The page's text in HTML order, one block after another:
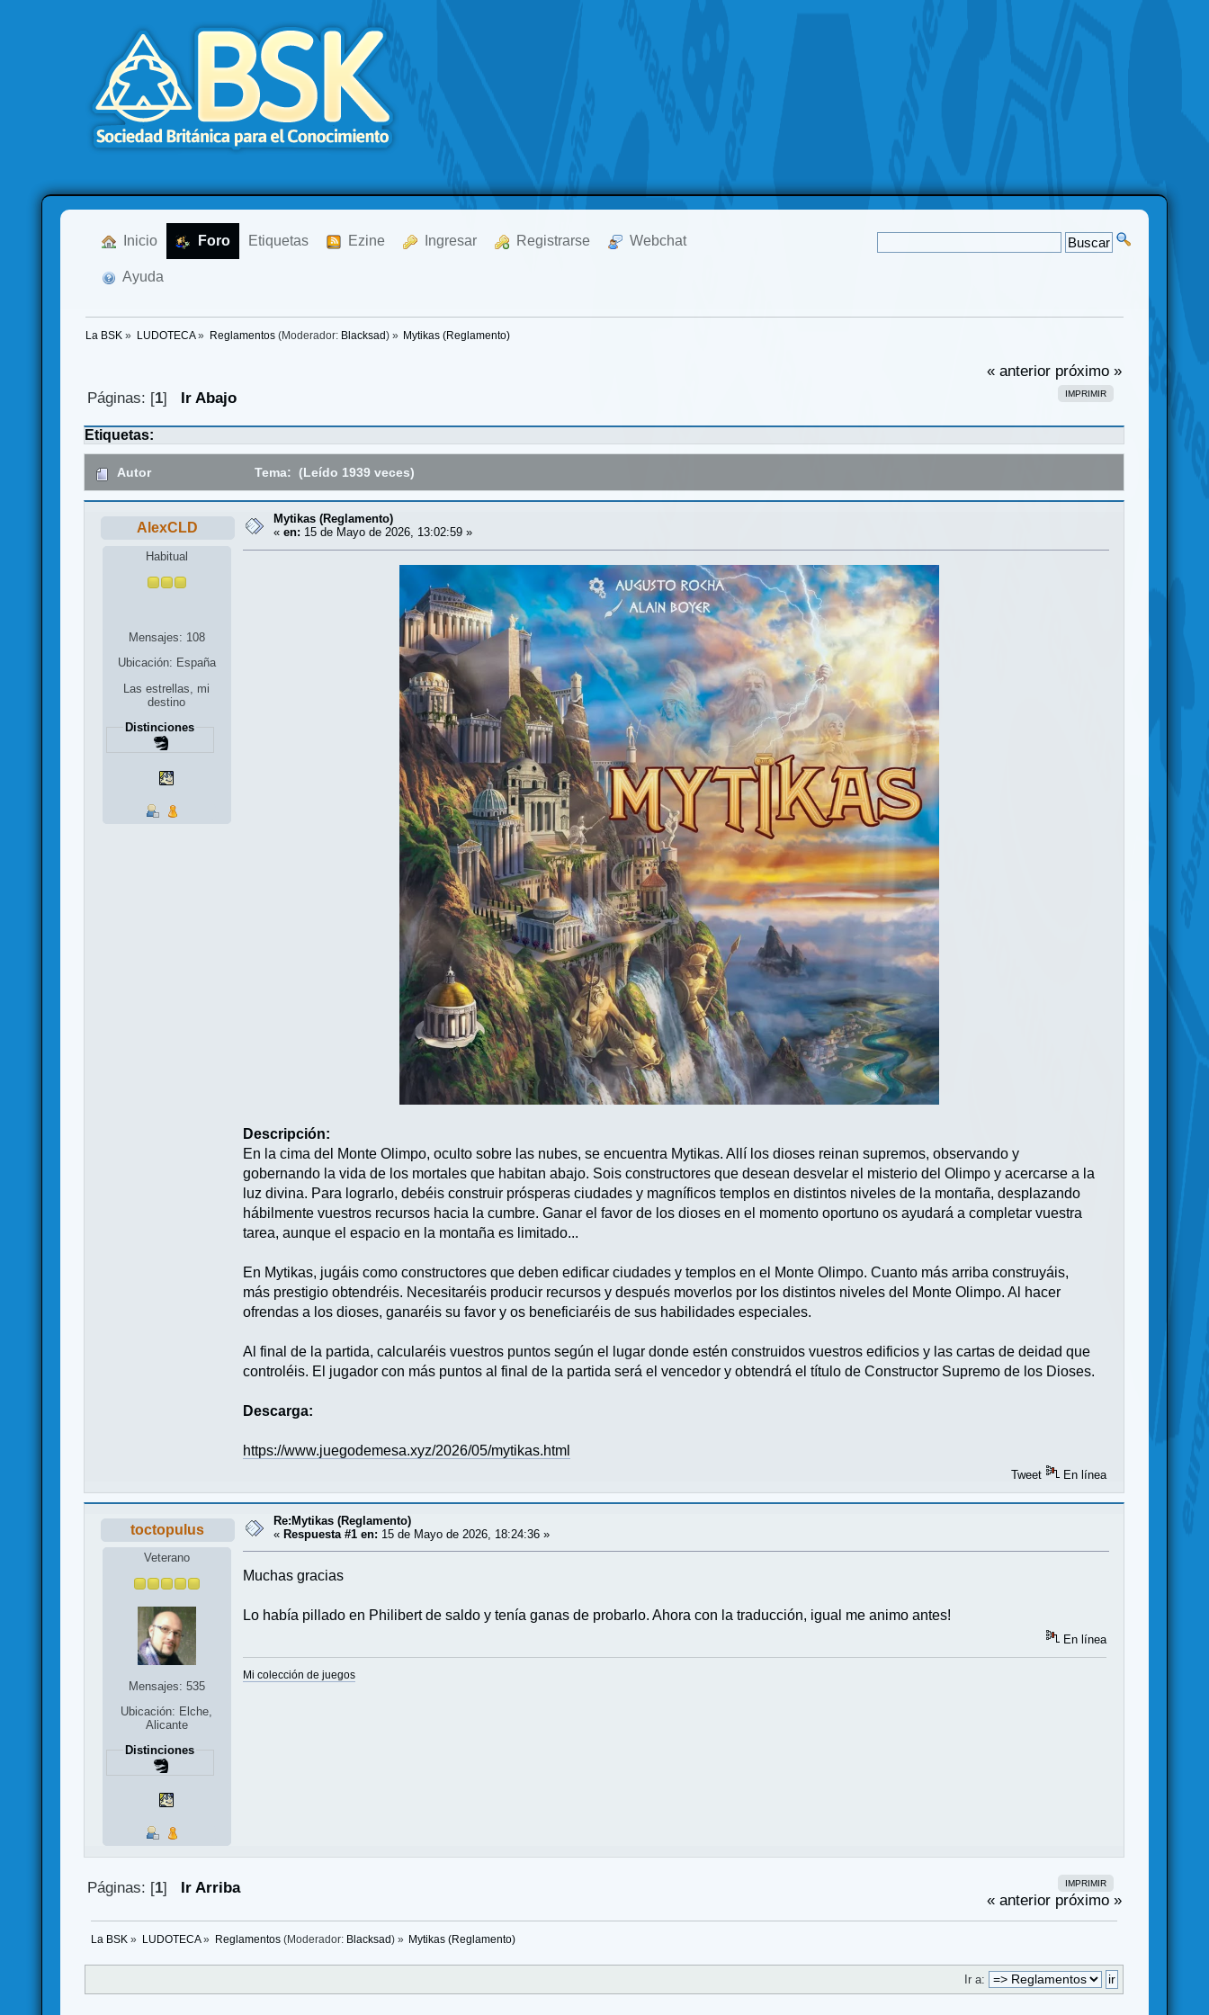
Inicio Foro Etiquetas Ezine Ingresar Registrarse Webchat
Ayuda
La BSK » LUDOTECA» Reglamentos(Moderador: Blacksad ) » Mytikas (Reglamento)
« anterior próximo »
IMPRIMIR
Páginas: [1] Ir Abajo
Etiquetas:
Autor Tema: (Leído 1939 veces)
AlexCLD
Habitual
Mensajes: 108
Ubicación: España
Las estrellas, mi
destino
Distinciones
Mytikas (Reglamento)
«en: 15 de Mayo de 2026, 13:02:59 »
Descripción:
En la cima del Monte Olimpo, oculto sobre las nubes, se encuentra Mytikas. Allí los dioses reinan supremos, observando y
gobernando la vida de los mortales que habitan abajo. Sois constructores que desean desvelar el misterio del Olimpo y acercarse a la
luz divina. Para lograrlo, debéis construir prósperas ciudades y magníficos templos en distintos niveles de la montaña, desplazando
hábilmente vuestros recursos hacia la cumbre. Ganar el favor de los dioses en el momento oportuno os ayudará a completar vuestra
tarea, aunque el espacio en la montaña es limitado...
En Mytikas, jugáis como constructores que deben edificar ciudades y templos en el Monte Olimpo. Cuanto más arriba construyáis,
más prestigio obtendréis. Necesitaréis producir recursos y después moverlos por los distintos niveles del Monte Olimpo. Al hacer
ofrendas a los dioses, ganaréis su favor y os beneficiaréis de sus habilidades especiales.
Al final de la partida, calcularéis vuestros puntos según el lugar donde estén construidos vuestros edificios y las cartas de deidad que
controléis. El jugador con más puntos al final de la partida será el vencedor y obtendrá el título de Constructor Supremo de los Dioses.
Descarga:
https://www.juegodemesa.xyz/2026/05/mytikas.html
Tweet En línea
toctopulus
Veterano
Mensajes: 535
Ubicación: Elche,
Alicante
Distinciones
Re:Mytikas (Reglamento)
«Respuesta #1 en: 15 de Mayo de 2026, 18:24:36 »
Muchas gracias
Lo había pillado en Philibert de saldo y tenía ganas de probarlo. Ahora con la traducción, igual me animo antes!
En línea
Mi colección de juegos
IMPRIMIR
Páginas: [1] Ir Arriba
« anterior próximo »
La BSK » LUDOTECA» Reglamentos(Moderador: Blacksad ) » Mytikas (Reglamento)
Ir a: